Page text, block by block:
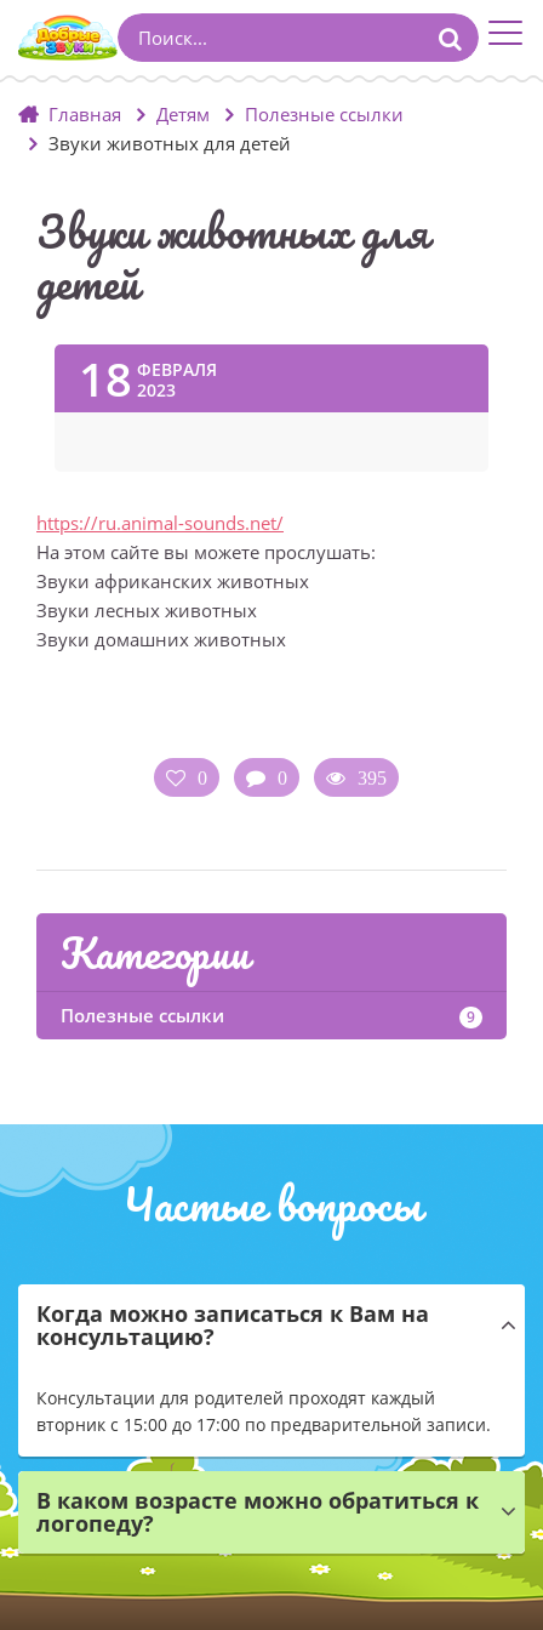
Главная Детям
Полезные ссылки
Звуки животных для детей
Звуки животных для
детей
18 ФЕВРАЛЯ
2023
https://ru.animal-sounds.net/
На этом сайте вы можете прослушать:
Звуки африканских животных
Звуки лесных животных
Звуки домашних животных
0 0 395
Категории
Полезные ссылки 9
Частые вопросы
Когда можно записаться к Вам на
консультацию?
Консультации для родителей проходят каждый
вторник с 15:00 до 17:00 по предварительной записи.
В каком возрасте можно обратиться к
логопеду?